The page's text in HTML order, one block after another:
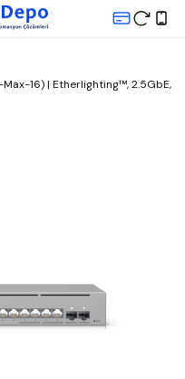
16) | Etherlighting™, 2.5GbE,